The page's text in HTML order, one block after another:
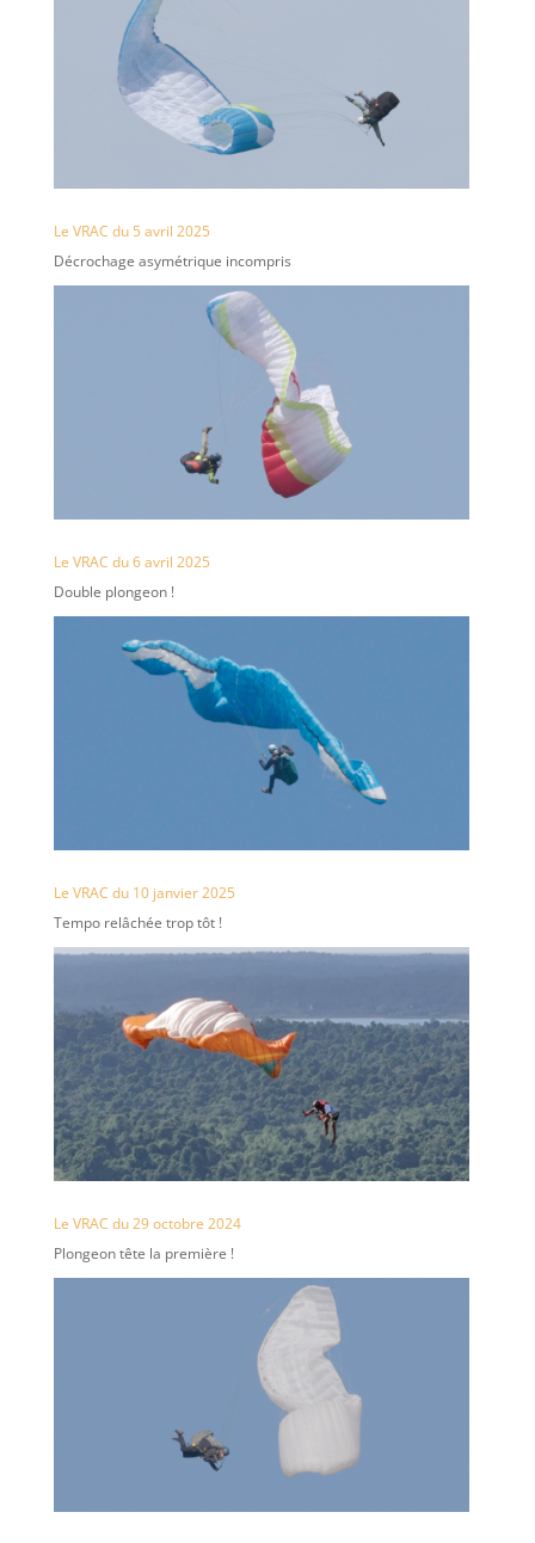
Le VRAC du 5 avril 2025
Décrochage asymétrique incompris
Le VRAC du 6 avril 2025
Double plongeon !
Le VRAC du 10 janvier 2025
Tempo relâchée trop tôt !
Le VRAC du 29 octobre 2024
Plongeon tête la première !